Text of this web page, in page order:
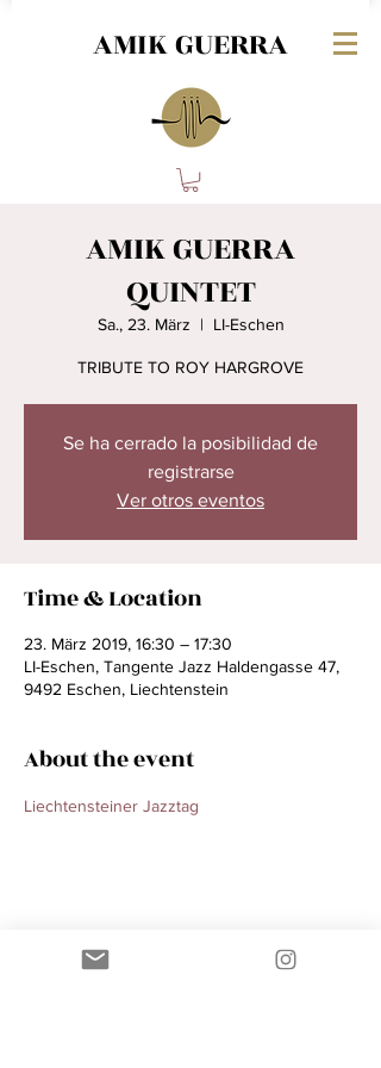
AMIK GUERRA
AMIK GUERRA
QUINTET
Sa., 23. März
  |
LI-Eschen
TRIBUTE TO ROY HARGROVE
Se ha cerrado la posibilidad de
registrarse
Ver otros eventos
Time & Location
23. März 2019, 16:30 – 17:30
LI-Eschen, Tangente Jazz Haldengasse 47,
9492 Eschen, Liechtenstein
About the event
Liechtensteiner Jazztag